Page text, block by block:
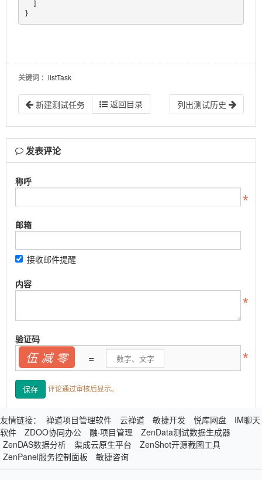
关键词 ：listTask
新建测试任务 返回目录 列出测试历史
发表评论
称呼
邮箱
接收邮件提醒
内容
验证码
伍 减 零 =
评论通过审核后显示。
友情链接： 禅道项目管理软件 云禅道 敏捷开发 悦库网盘
IM聊天
软件
ZDOO协同办公 融·项目管理
ZenData测试数据生成器
ZenDAS数据分析
渠成云原生平台
ZenShot开源截图工具
ZenPanel服务控制面板
敏捷咨询